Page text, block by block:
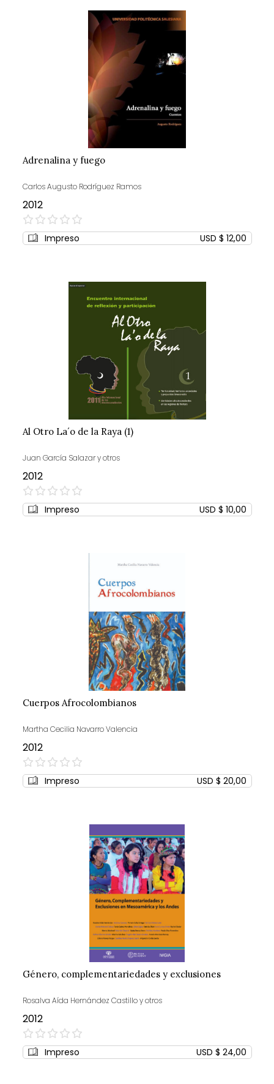
Adrenalina y fuego
Carlos Augusto Rodríguez Ramos
2012
0%
Impreso USD $ 12,00
Al Otro La´o de la Raya (1)
Juan García Salazar y otros
2012
0%
Impreso USD $ 10,00
Cuerpos Afrocolombianos
Martha Cecilia Navarro Valencia
2012
0%
Impreso USD $ 20,00
Género, complementariedades y exclusiones
Rosalva Aída Hernández Castillo y otros
2012
0%
Impreso USD $ 24,00